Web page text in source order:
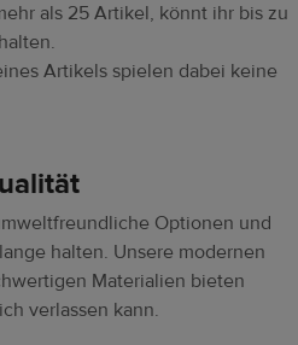
als 25 Artikel, könnt ihr bis zu
Artikels spielen dabei keine
Optionen und
halten. Unsere modernen
Materialien bieten
verlassen kann.